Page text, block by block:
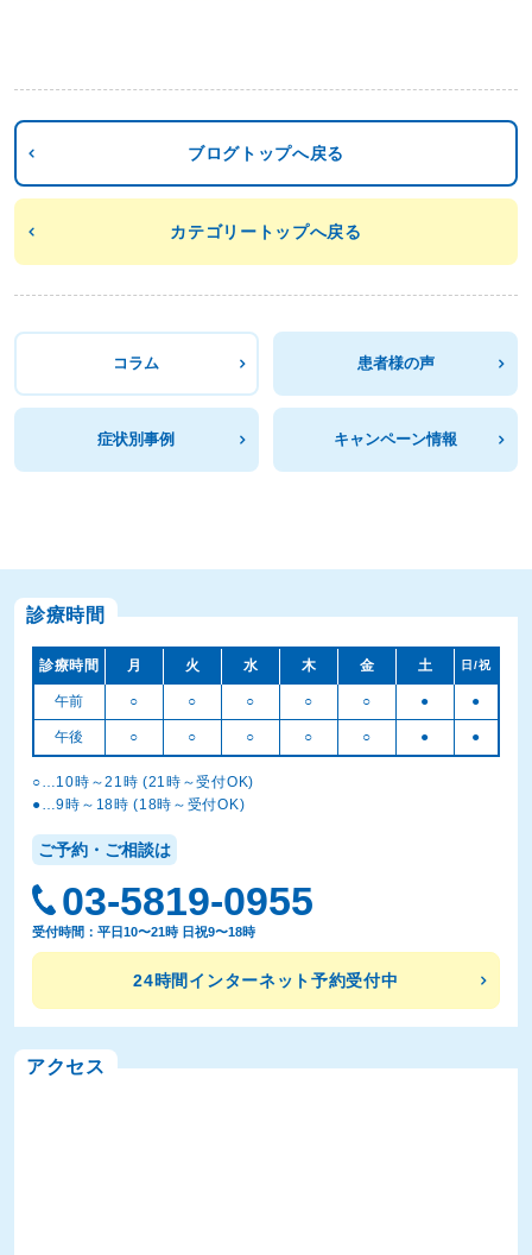
ブログトップへ戻る
カテゴリートップへ戻る
コラム 患者様の声
症状別事例 キャンペーン情報
診療時間
診療時間 月 火 水 木 金 土 日/祝
午前 ○ ○ ○ ○ ○ ● ●
午後 ○ ○ ○ ○ ○ ● ●
○…10時～21時 (21時～受付OK)
●…9時～18時 (18時～受付OK)
ご予約・ご相談は
03-5819-0955
受付時間：平日10〜21時 日祝9〜18時
24時間インターネット予約受付中
アクセス